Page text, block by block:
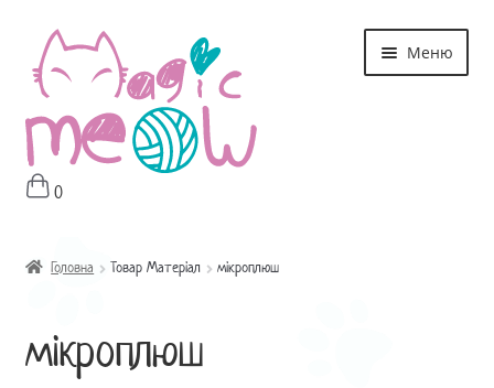
Перейти
до
навігації
Перейти
до
контенту
Меню
Головна
Магазин
Оплата і Доставка
0
Головна Товар Матеріал мікроплюш
мікроплюш